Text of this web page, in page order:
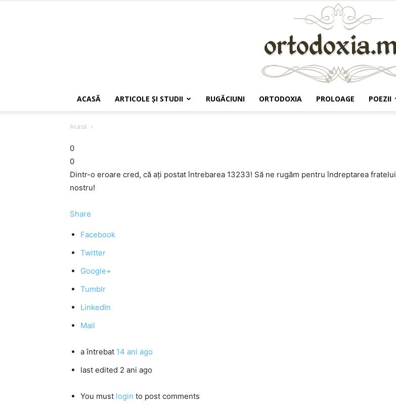
ACASĂ ARTICOLE ŞI STUDII RUGĂCIUNI ORTODOXIA PROLOAGE POEZII
Acasă
0
0
Dintr-o eroare cred, că ați postat întrebarea 13233! Să ne rugăm pentru îndreptarea fratelui
nostru!
Share
Facebook
Twitter
Google+
Tumblr
LinkedIn
Mail
a întrebat 14 ani ago
last edited 2 ani ago
You must login to post comments